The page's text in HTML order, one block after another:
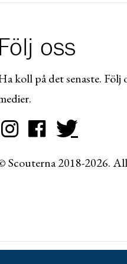
Följ oss
koll på det senaste. Följ
Scouterna 2018-2026.